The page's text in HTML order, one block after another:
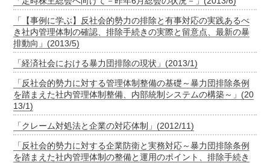
「【事例に学ぶ】反社会的勢力の排除と有事対応の実践あるべ
き社内管理体制の確認、排除手続きの実際と留意点、最新の暴
排動向」(2013/5)
「経済社会における暴力団排除の現状」(2013/1)
「反社会的勢力に対する管理体制整備の基礎～暴力団排除条例
を踏まえた社内管理体制整備、内部統制システムの構築～」(20
13/1)
「クレーム対処法と企業の対応体制」(2012/11)
「反社会的勢力に対する企業防衛と実務対応～暴力団排除条例
を踏まえた社内管理体制の整備と運用のポイント、排除手続き